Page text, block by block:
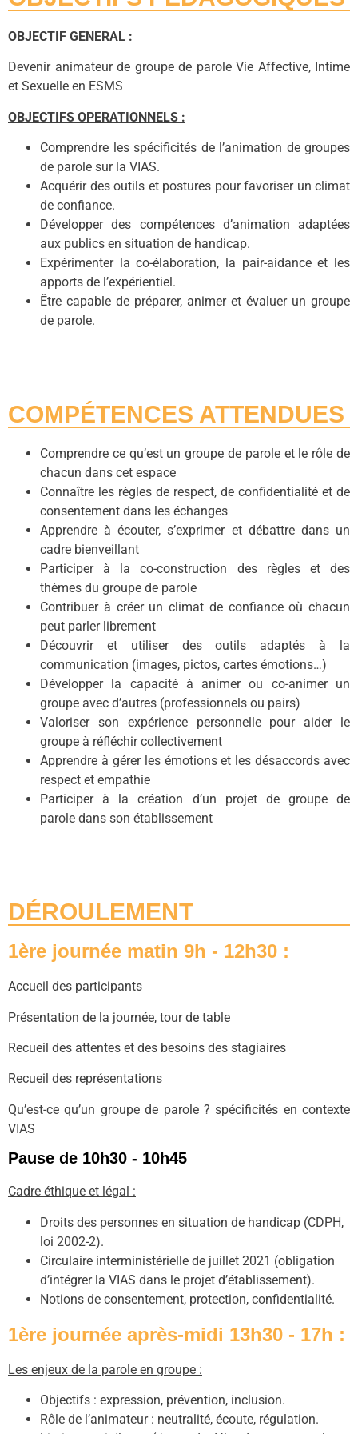
OBJECTIF GENERAL :
Devenir animateur de groupe de parole Vie Affective, Intime
et Sexuelle en ESMS
OBJECTIFS OPERATIONNELS :
Comprendre les spécificités de l’animation de groupes
de parole sur la VIAS.
Acquérir des outils et postures pour favoriser un climat
de confiance.
Développer des compétences d’animation adaptées
aux publics en situation de handicap.
Expérimenter la co-élaboration, la pair-aidance et les
apports de l’expérientiel.
Être capable de préparer, animer et évaluer un groupe
de parole.
COMPÉTENCES ATTENDUES
Comprendre ce qu’est un groupe de parole et le rôle de
chacun dans cet espace
Connaître les règles de respect, de confidentialité et de
consentement dans les échanges
Apprendre à écouter, s’exprimer et débattre dans un
cadre bienveillant
Participer à la co-construction des règles et des
thèmes du groupe de parole
Contribuer à créer un climat de confiance où chacun
peut parler librement
Découvrir et utiliser des outils adaptés à la
communication (images, pictos, cartes émotions…)
Développer la capacité à animer ou co-animer un
groupe avec d’autres (professionnels ou pairs)
Valoriser son expérience personnelle pour aider le
groupe à réfléchir collectivement
Apprendre à gérer les émotions et les désaccords avec
respect et empathie
Participer à la création d’un projet de groupe de
parole dans son établissement
DÉROULEMENT
1ère journée matin 9h - 12h30 :
Accueil des participants
Présentation de la journée, tour de table
Recueil des attentes et des besoins des stagiaires
Recueil des représentations
Qu’est-ce qu’un groupe de parole ? spécificités en contexte
VIAS
Pause de 10h30 - 10h45
Cadre éthique et légal :
Droits des personnes en situation de handicap (CDPH,
loi 2002-2).
Circulaire interministérielle de juillet 2021 (obligation
d’intégrer la VIAS dans le projet d’établissement).
Notions de consentement, protection, confidentialité.
1ère journée après-midi 13h30 - 17h :
Les enjeux de la parole en groupe :
Objectifs : expression, prévention, inclusion.
Rôle de l’animateur : neutralité, écoute, régulation.